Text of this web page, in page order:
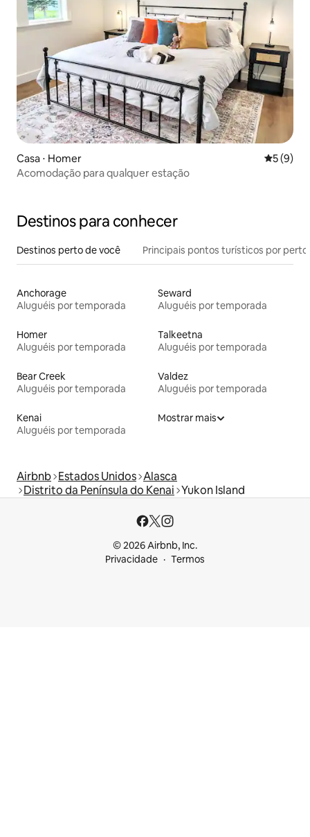
Casa ⋅ Homer 5 de
5 (9)
Acomodação para qualquer estação
Destinos para conhecer
Destinos perto de você Principais pontos turísticos por perto
Anchorage
Aluguéis por temporada
Seward
Aluguéis por temporada
Homer
Aluguéis por temporada
Talkeetna
Aluguéis por temporada
Bear Creek
Aluguéis por temporada
Valdez
Aluguéis por temporada
Kenai
Aluguéis por temporada
Mostrar mais
Airbnb Estados Unidos Alasca
Distrito da Península do Kenai Yukon Island
© 2026 Airbnb, Inc.
Privacidade
Termos